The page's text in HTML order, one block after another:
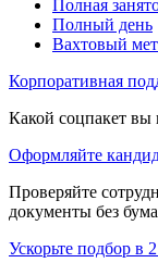
Полная
Полный день
Вахтовый
Корпоративная
Какой соцпакет вы
Оформляйте
Проверяйте
документы без
Ускорьте подбор в